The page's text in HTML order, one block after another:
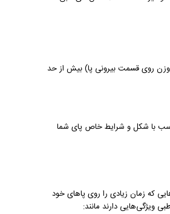
وزن روی قسمت بیرونی پا) بیش از حد
با شکل و شرایط خاص پای شما
که زمان زیادی را روی پاهای خود
ویژگی‌هایی دارند مانند: